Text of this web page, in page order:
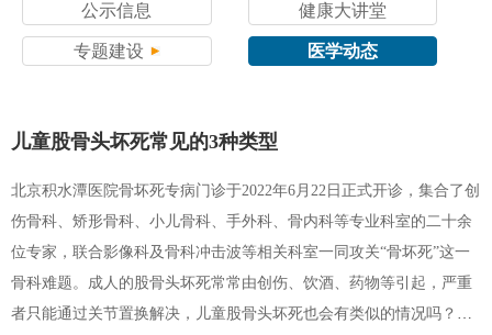
公示信息 健康大讲堂
专题建设 医学动态
儿童股骨头坏死常见的3种类型
北京积水潭医院骨坏死专病门诊于2022年6月22日正式开诊，集合了创
伤骨科、矫形骨科、小儿骨科、手外科、骨内科等专业科室的二十余
位专家，联合影像科及骨科冲击波等相关科室一同攻关“骨坏死”这一
骨科难题。成人的股骨头坏死常常由创伤、饮酒、药物等引起，严重
者只能通过关节置换解决，儿童股骨头坏死也会有类似的情况吗？答